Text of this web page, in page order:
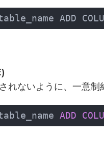
ADD
)
れないように、一意制
ADD